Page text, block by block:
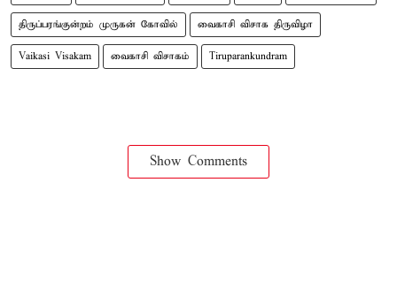
திருப்பரங்குன்றம் முருகன் கோவில் வைகாசி விசாக திருவிழா
Vaikasi Visakam வைகாசி விசாகம் Tiruparankundram
Show Comments